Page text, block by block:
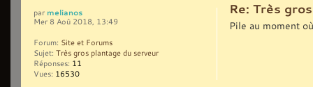
Re: Très
Pile au moment
par melianos
Mer 8 Aoû 2018, 13:49
Forum: Site et Forums
Sujet: Très gros plantage du serveur
Réponses: 11
Vues: 16530